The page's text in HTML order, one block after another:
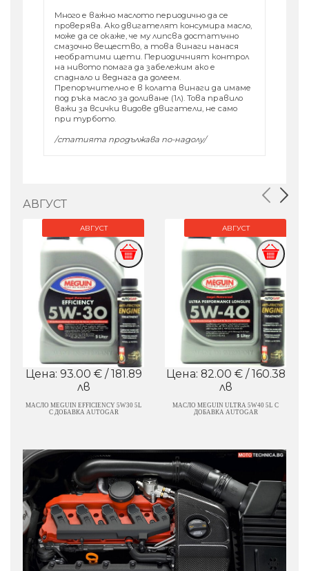
Много е важно маслото периодично да се
проверява. Ако двигателят консумира масло,
може да се окаже, че му липсва достатъчно
смазочно вещество, а това винаги нанася
необратими щети. Периодичният контрол
на нивото помага да забележим ако е
спаднало и веднага да долеем.
Препоръчително е в колата винаги да имаме
под ръка масло за доливане (1л). Това правило
важи за всички видове двигатели, не само
при турбото.
/статията продължава по-надолу/
АВГУСТ
АВГУСТ
Цена: 93.00 € / 181.89
лв
МАСЛО MEGUIN EFFICIENCY 5W30 5L
С ДОБАВКА AUTOGAR
АВГУСТ
Цена: 82.00 € / 160.38
лв
МАСЛО MEGUIN ULTRA 5W40 5L С
ДОБАВКА AUTOGAR